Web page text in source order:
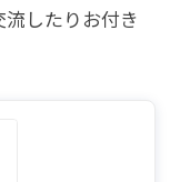
したりお付き